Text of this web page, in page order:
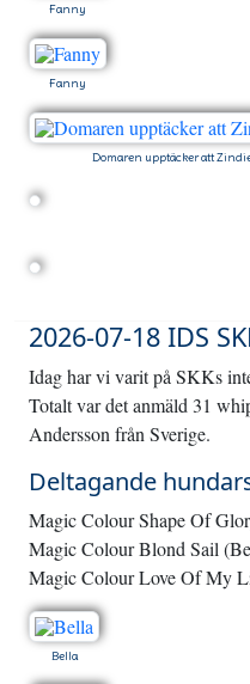
Fanny
Fanny
Domaren upptäcker att
2026-07-18 IDS
Idag har vi varit på SKKs
Totalt var det anmäld 31
Andersson från Sverige.
Deltagande
Magic Colour Shape Of
Magic Colour Blond Sail
Magic Colour Love Of My
Bella